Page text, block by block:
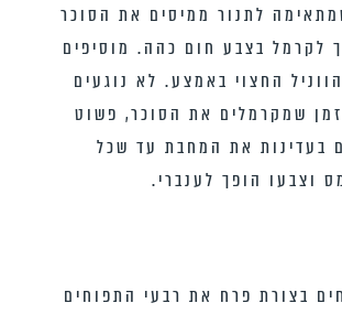
לתנור ממיסים את הסוכר
לקרמל בצבע חום כהה. מוסיפים
החצוי באמצע. לא נוגעים
שמקרמלים את הסוכר, פשוט
בעדינות את המחבת עד שכל
וצבעו הופך לענברי.
בצורת פרח את רבעי התפוחים